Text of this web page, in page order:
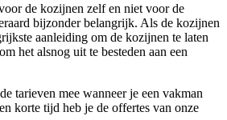
de kozijnen zelf en niet voor de
bijzonder belangrijk. Als de kozijnen
aanleiding om de kozijnen te laten
het alsnog uit te besteden aan een
tarieven mee wanneer je een vakman
korte tijd heb je de offertes van onze